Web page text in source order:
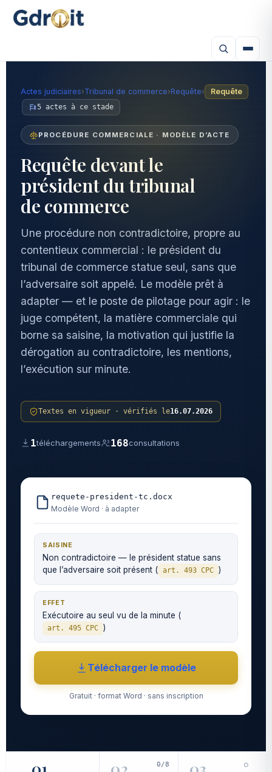
Actes judiciaires›Tribunal de commerce›Requête› Requête
5 actes à ce stade
PROCÉDURE COMMERCIALE · MODÈLE D’ACTE
Requête devant le
président du tribunal
de commerce
Une procédure non contradictoire, propre au
contentieux commercial : le président du
tribunal de commerce statue seul, sans que
l’adversaire soit appelé. Le modèle prêt à
adapter — et le poste de pilotage pour agir : le
juge compétent, la matière commerciale qui
borne sa saisine, la motivation qui justifie la
dérogation au contradictoire, les mentions,
l’exécution sur minute.
Textes en vigueur · vérifiés le16.07.2026
1téléchargements 168consultations
requete-president-tc.docx
Modèle Word · à adapter
SAISINE
Non contradictoire — le président statue sans
que l’adversaire soit présent ( art. 493 CPC )
EFFET
Exécutoire au seul vu de la minute (
art. 495 CPC )
Télécharger le modèle
Gratuit · format Word · sans inscription
0/8 ○